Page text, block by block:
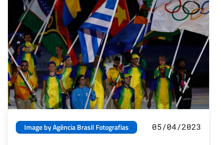
Image by Agência Brasil Fotografias 05/04/2023